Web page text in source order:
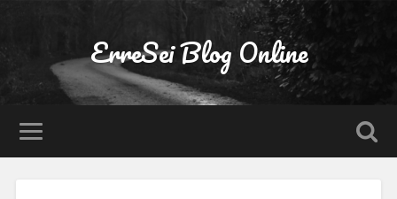
ErreSei Blog Online